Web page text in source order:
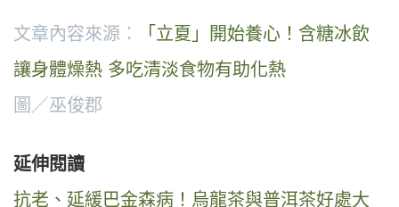
文章內容來源：
「立夏」開始養心！含糖冰飲
讓身體燥熱 多吃清淡食物有助化熱
圖／巫俊郡
延伸閱讀
抗老、延緩巴金森病！烏龍茶與普洱茶好處大